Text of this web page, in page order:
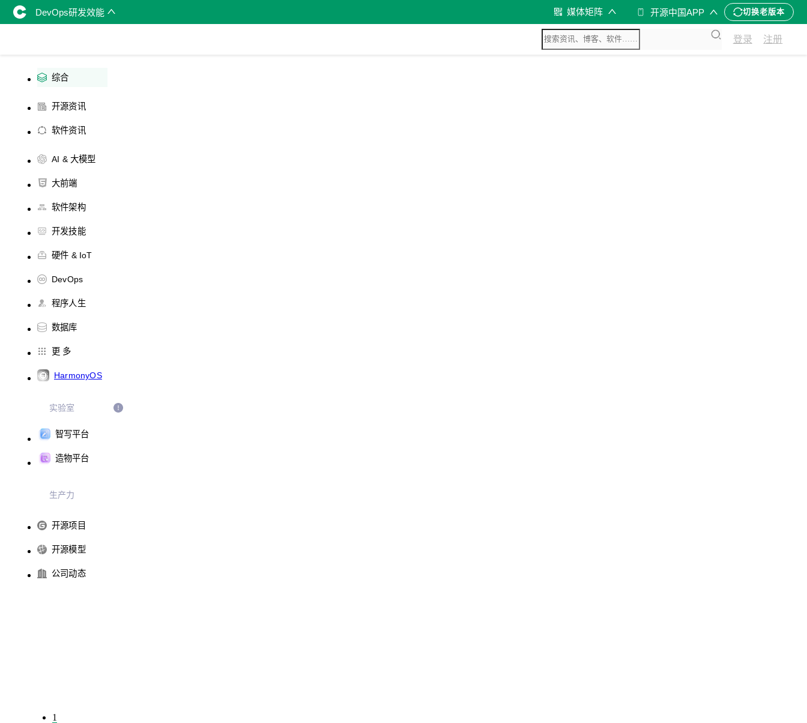
DevOps研发效能 媒体矩阵 开源中国APP 切换老版本
登录 注册
综合
开源资讯
软件资讯
AI & 大模型
大前端
软件架构
开发技能
硬件 & IoT
DevOps
程序人生
数据库
更 多
HarmonyOS
实验室
智写平台
造物平台
生产力
开源项目
开源模型
公司动态
1